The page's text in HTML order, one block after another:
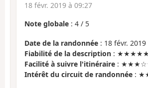
18 févr. 2019 à 09:27
Note globale : 4 / 5
Date de la randonnée : 18 févr. 2019
Fiabilité de la description : ★★★★★
Facilité à suivre l'itinéraire :
Intérêt du circuit de randonnée :